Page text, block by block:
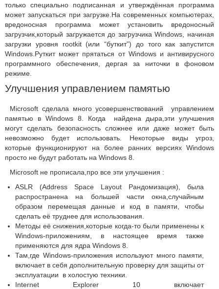
только специально подписанная и утверждённая программа
может запускаться при загрузке.На современных компьютерах,
вредоносная программа может установить вредоносный
загрузчик,который загружается до загрузчика Windows, начиная
загрузки уровня rootkit (или “буткит”) до того как запустится
Windows.Руткит может прятаться от Windows и антивирусного
программного обеспечения, дергая за ниточки в фоновом
режиме.
Улучшения управлением памятью
Microsoft сделала много усовершенствований управлением
памятью в Windows 8. Когда найдена дыра,эти улучшения
могут сделать безопасность сложнее или даже может быть
невозможно будет использовать. Некоторые виды угроз,
которые функционируют на более ранних версиях Windows
просто не будут работать на Windows 8.
Microsoft не прописала,про все эти улучшения :
ASLR (Address Space Layout Рандомизация), была
распространена на большей части окна,случайным
образом перемещая данные и код в памяти, чтобы
сделать её труднее для использования.
Методы её снижения,которые когда-то были применены к
Windows-приложениям, в настоящее время также
применяются для ядра Windows 8.
Там,где Windows-приложения используют много памяти,
включает в себя дополнительную проверку для защиты от
эксплуатации в холостую техники.
Internet Explorer 10 включает